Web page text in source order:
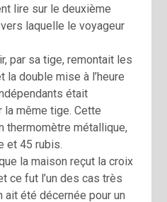
lire sur le deuxième
laquelle le voyageur
par sa tige, remontait les
double mise à l’heure
était
même tige. Cette
thermomètre métallique,
et 45 rubis.
la maison reçut la croix
ce fut l’un des cas très
été décernée pour un